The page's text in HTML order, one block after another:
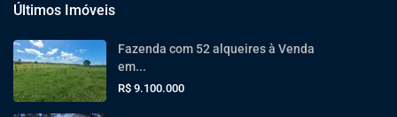
Últimos Imóveis
Fazenda com 52 alqueires à Venda
em...
R$ 9.100.000